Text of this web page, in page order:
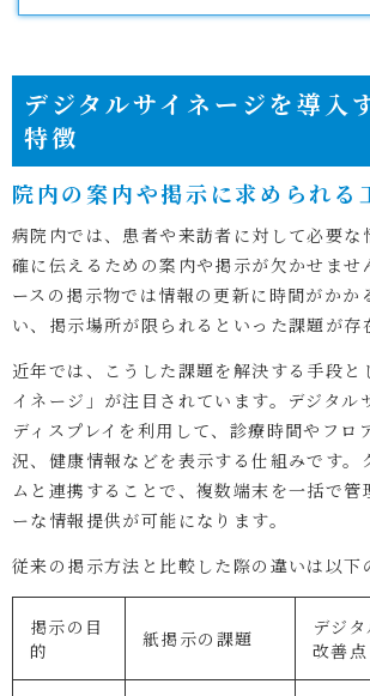
デジタルサイネージを導入
特徴
院内の案内や掲示に求められる
病院内では、患者や来訪者に対して必要な
確に伝えるための案内や掲示が欠かせませ
ースの掲示物では情報の更新に時間がかか
い、掲示場所が限られるといった課題が存
近年では、こうした課題を解決する手段と
イネージ」が注目されています。デジタル
ディスプレイを利用して、診療時間やフロ
況、健康情報などを表示する仕組みです。
ムと連携することで、複数端末を一括で管
ーな情報提供が可能になります。
従来の掲示方法と比較した際の違いは以下
掲示の目
的
紙掲示の課題
デジ
改善点